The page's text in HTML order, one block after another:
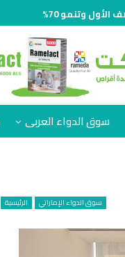
سوق الدواء العربى
سوق الدواء الإماراتي الرئيسية